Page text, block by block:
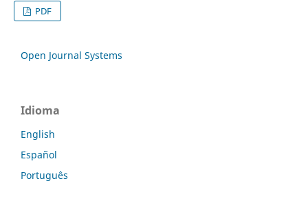
PDF
Open Journal Systems
Idioma
English
Español
Português